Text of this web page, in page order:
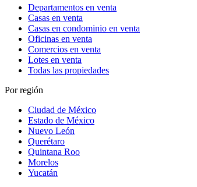
Departamentos en venta
Casas en venta
Casas en condominio en venta
Oficinas en venta
Comercios en venta
Lotes en venta
Todas las propiedades
Por región
Ciudad de México
Estado de México
Nuevo León
Querétaro
Quintana Roo
Morelos
Yucatán